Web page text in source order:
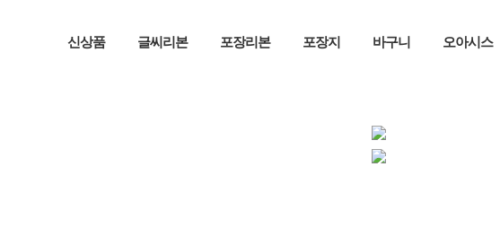
신상품 글씨리본 포장리본 포장지 바구니 오아시스